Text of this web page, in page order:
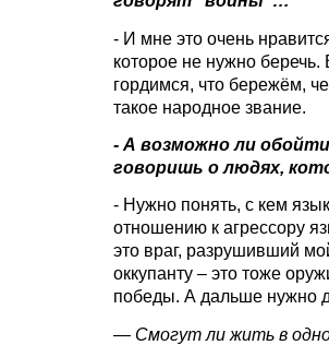
- И мне это очень
которое не нужно
гордимся, что бережём,
такое народное звание.
- А возможно ли
говоришь о людях,
- Нужно понять, с кем
отношению к агрессору
это враг, разрушивший
оккупанту – это тоже
победы. А дальше нужно
— Смогут ли жить в